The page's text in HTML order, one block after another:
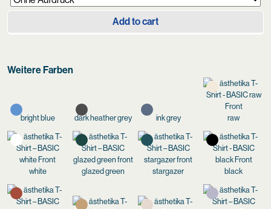
Add to cart
Weitere Farben
bright blue dark heather grey ink grey raw
white glazed green stargazer black